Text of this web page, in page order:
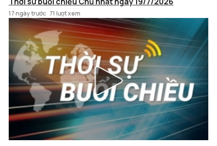
17 ngày trước 71 lượt xem